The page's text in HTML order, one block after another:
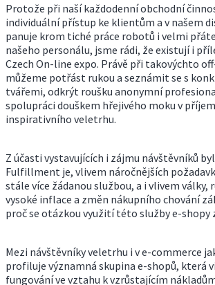
Protože při naší každodenní obchodní
individuální přístup ke klientům a v našem
panuje krom tiché práce robotů i velmi
našeho personálu, jsme rádi, že existují i
Czech On-line expo. Právě při takovýchto
můžeme potřást rukou a seznámit se s
tvářemi, odkrýt roušku anonymní
spolupráci douškem hřejivého moku v
inspirativního veletrhu.
Z účasti vystavujících i zájmu návštěvníků
Fulfillment je, vlivem náročnějších
stále více žádanou službou, a i vlivem války,
vysoké inflace a změn nákupního chování
proč se otázkou využití této služby e-shopy
Mezi návštěvníky veletrhu i v e-commerce
profiluje významná skupina e-shopů, která
fungování ve vztahu k vzrůstajícím